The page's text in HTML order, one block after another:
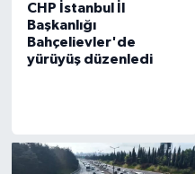
CHP İstanbul İl
Başkanlığı
Bahçelievler'de
yürüyüş düzenledi